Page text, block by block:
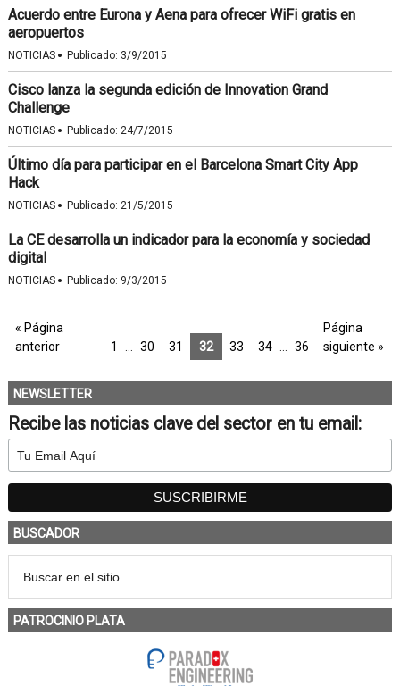
Acuerdo entre Eurona y Aena para ofrecer WiFi gratis en
aeropuertos
NOTICIAS · Publicado: 3/9/2015
Cisco lanza la segunda edición de Innovation Grand
Challenge
NOTICIAS · Publicado: 24/7/2015
Último día para participar en el Barcelona Smart City App
Hack
NOTICIAS · Publicado: 21/5/2015
La CE desarrolla un indicador para la economía y sociedad
digital
NOTICIAS · Publicado: 9/3/2015
« Página
anterior
1 30 31 32 33 34 36
Página
siguiente »
NEWSLETTER
Recibe las noticias clave del sector en tu email:
BUSCADOR
PATROCINIO PLATA